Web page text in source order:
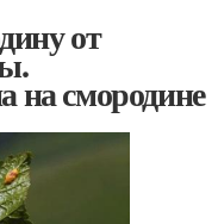
от
на смородине